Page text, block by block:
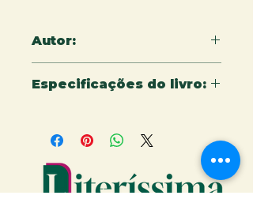
Autor:
Especificações do livro: